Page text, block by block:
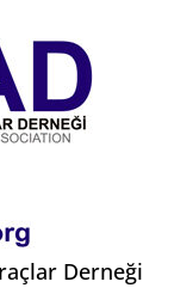
Derneği